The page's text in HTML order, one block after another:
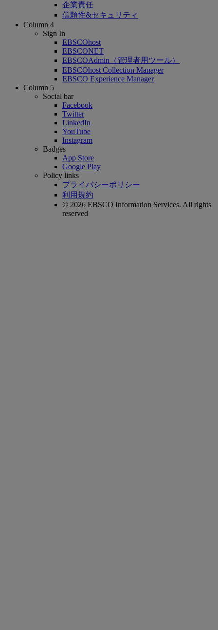
企業責任
信頼性&セキュリティ
Column 4
Sign In
EBSCOhost
EBSCONET
EBSCOAdmin（管理者用ツール）
EBSCOhost Collection Manager
EBSCO Experience Manager
Column 5
Social bar
Facebook
Twitter
LinkedIn
YouTube
Instagram
Badges
App Store
Google Play
Policy links
プライバシーポリシー
利用規約
© 2026 EBSCO Information Services. All rights
reserved